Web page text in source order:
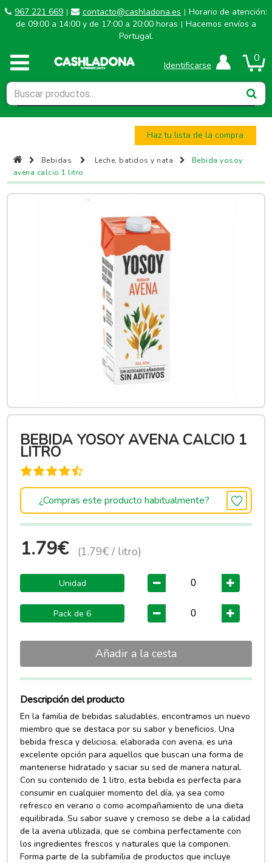
967 221 669 | contacto@cashladona.es | Horario de atención:
de 09:00 a 14:00 y de 17:00 a 20:00 horas | Hacemos envíos a
Portugal.
0
Identificarse
Haz tu lista de la compra
Bebidas Leche, batidos y nata
Bebida yosoy
avena calcio 1 litro
BEBIDA YOSOY AVENA CALCIO 1
LITRO
¿Compras este producto habitualmente?
1.79€ (1.79€ / litro)
Unidad
Pack de 6
Añadir a la cesta
Descripción del producto
En la familia de bebidas saludables, encontramos un nuevo
miembro que se destaca por su sabor y beneficios. Una
bebida fresca y deliciosa, elaborada con avena, es una
excelente opción para aquellos que buscan una forma de
mantenerse hidratado y saciar su sed de manera natural.
Con su contenido de 1 litro, esta bebida es perfecta para
consumir en cualquier momento del día, ya sea como
refresco en verano o como acompañamiento de una dieta
equilibrada. Su sabor suave y cremoso se debe a la calidad
de la avena utilizada, que se combina perfectamente con
los ingredientes frescos y naturales que la componen.
Forma parte de la subfamilia de productos que incluye